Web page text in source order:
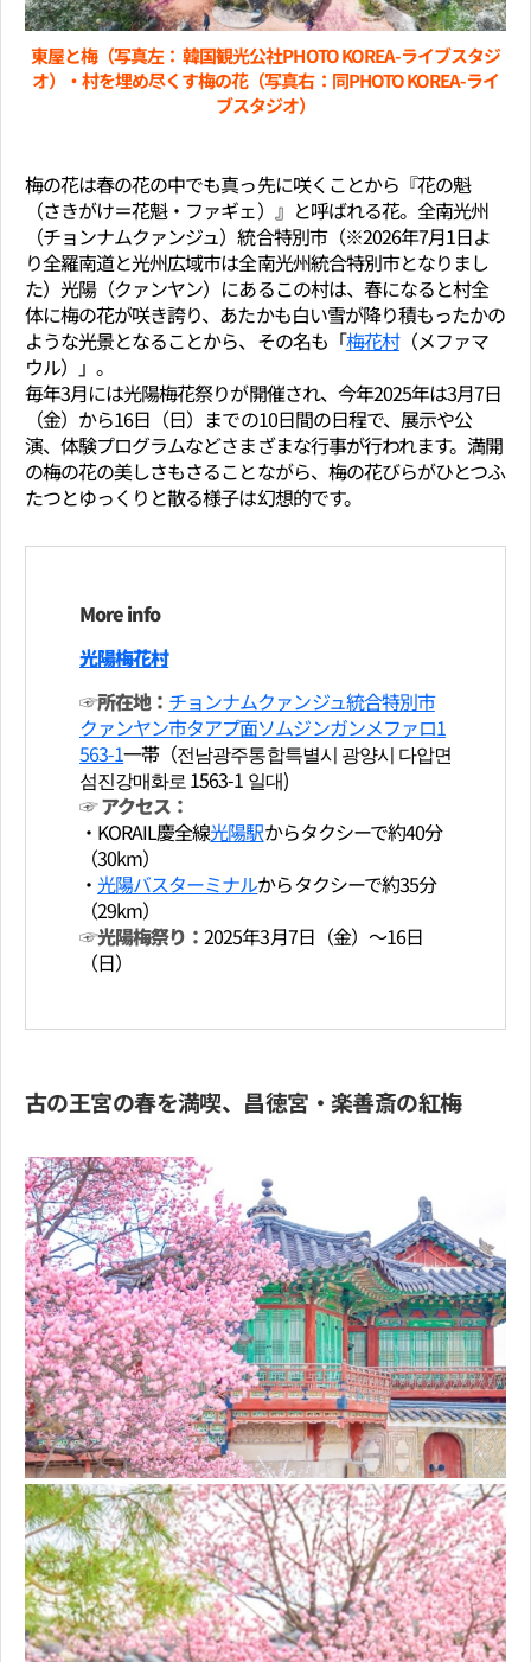
東屋と梅（写真左： 韓国観光公社PHOTO KOREA-ライブスタジ
オ）・村を埋め尽くす梅の花（写真右：同PHOTO KOREA-ライ
ブスタジオ）
梅の花は春の花の中でも真っ先に咲くことから『花の魁
（さきがけ＝花魁・ファギェ）』と呼ばれる花。全南光州
（チョンナムクァンジュ）統合特別市（※2026年7月1日よ
り全羅南道と光州広域市は全南光州統合特別市となりまし
た）光陽（クァンヤン）にあるこの村は、春になると村全
体に梅の花が咲き誇り、あたかも白い雪が降り積もったかの
ような光景となることから、その名も「梅花村（メファマ
ウル）」。
毎年3月には光陽梅花祭りが開催され、今年2025年は3月7日
（金）から16日（日）までの10日間の日程で、展示や公
演、体験プログラムなどさまざまな行事が行われます。満開
の梅の花の美しさもさることながら、梅の花びらがひとつふ
たつとゆっくりと散る様子は幻想的です。
More info
光陽梅花村
☞所在地： チョンナムクァンジュ統合特別市
クァンヤン市タアプ面ソムジンガンメファロ1
563-1一帯（전남광주통합특별시 광양시 다압면
섬진강매화로 1563-1 일대)
☞ アクセス：
・KORAIL慶全線光陽駅からタクシーで約40分
（30km）
・光陽バスターミナルからタクシーで約35分
（29km）
☞光陽梅祭り：2025年3月7日（金）～16日
（日）
古の王宮の春を満喫、昌徳宮・楽善斎の紅梅